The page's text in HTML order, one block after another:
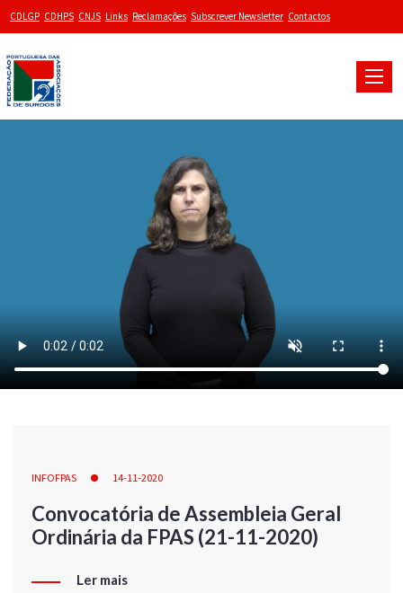
CDLGP CDHPS CNJS Links Reclamações Subscrever Newsletter Contactos
Toggle
INFOFPAS 14-11-2020
Convocatória de Assembleia Geral
Ordinária da FPAS (21-11-2020)
Ler mais